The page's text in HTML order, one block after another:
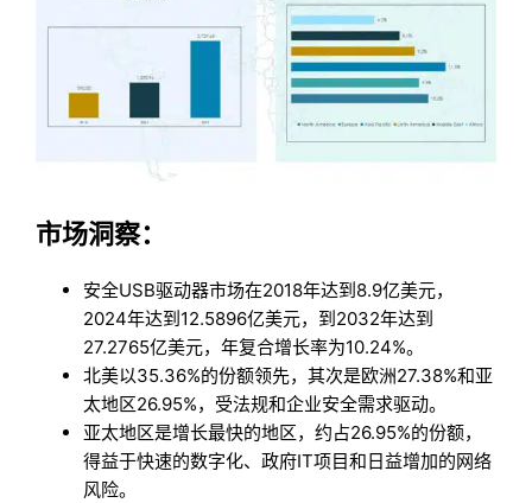
市场洞察：
安全USB驱动器市场在2018年达到8.9亿美元，
2024年达到12.5896亿美元，到2032年达到
27.2765亿美元，年复合增长率为10.24%。
北美以35.36%的份额领先，其次是欧洲27.38%和亚
太地区26.95%，受法规和企业安全需求驱动。
亚太地区是增长最快的地区，约占26.95%的份额，
得益于快速的数字化、政府IT项目和日益增加的网络
风险。